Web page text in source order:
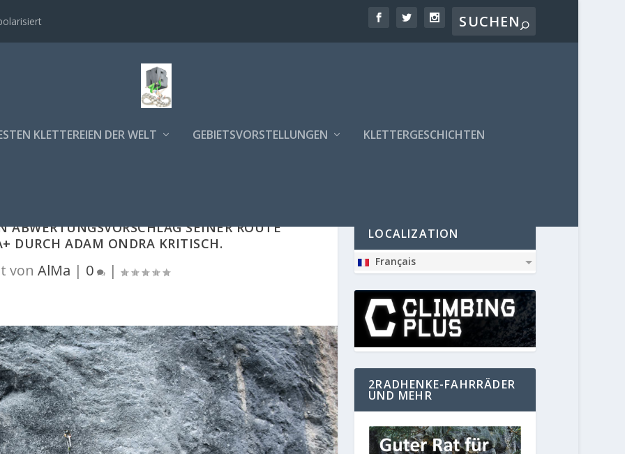
KLETTEREIEN DER WELT GEBIETSVORSTELLUNGEN KLETTERGESCHICHTEN
ABWERTUNGSVORSCHLAG SEINER ROUTE
DURCH ADAM ONDRA KRITISCH.
von AlMa | 0 |
LOCALIZATION
Français
2RADHENKE-FAHRRÄDER
UND MEHR